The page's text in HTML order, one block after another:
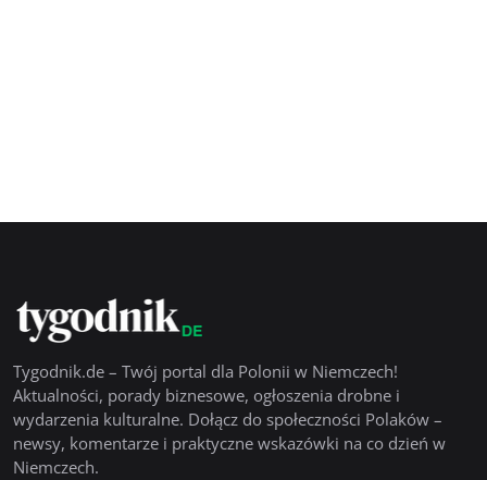
Tygodnik.de – Twój portal dla Polonii w Niemczech!
Aktualności, porady biznesowe, ogłoszenia drobne i
wydarzenia kulturalne. Dołącz do społeczności Polaków –
newsy, komentarze i praktyczne wskazówki na co dzień w
Niemczech.